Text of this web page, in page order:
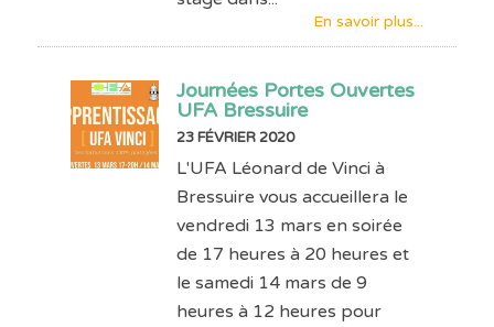
En savoir plus...
Journées Portes Ouvertes
UFA Bressuire
23 FÉVRIER 2020
L'UFA Léonard de Vinci à
Bressuire vous accueillera le
vendredi 13 mars en soirée
de 17 heures à 20 heures et
le samedi 14 mars de 9
heures à 12 heures pour